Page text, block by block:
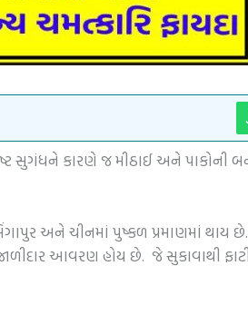
સુગંધને કારણે જ મીઠાઈ અને પાકોની
અને ચીનમાં પુષ્કળ પ્રમાણમાં થાય
આવરણ હોય છે. જે સુકાવાથી